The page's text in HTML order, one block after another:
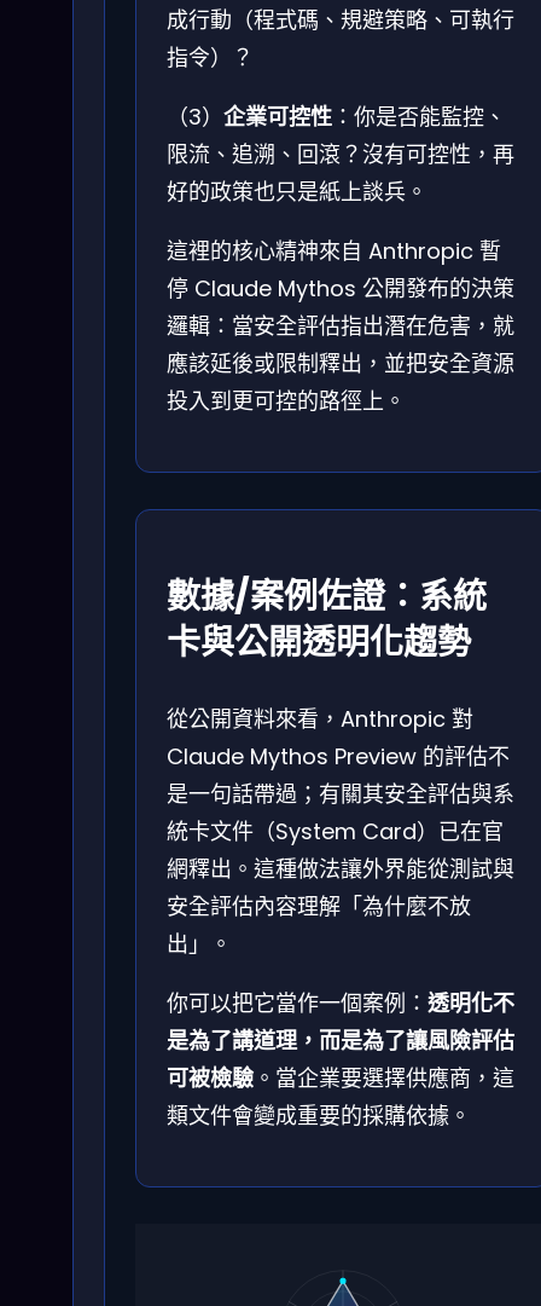
成行動（程式碼、規避策略、可執行
指令）？
（3） 企業可控性 ：你是否能監控、
限流、追溯、回滾？沒有可控性，再
好的政策也只是紙上談兵。
這裡的核心精神來自 Anthropic 暫
停 Claude Mythos 公開發布的決策
邏輯：當安全評估指出潛在危害，就
應該延後或限制釋出，並把安全資源
投入到更可控的路徑上。
數據/案例佐證：系統
卡與公開透明化趨勢
從公開資料來看，Anthropic 對
Claude Mythos Preview 的評估不
是一句話帶過；有關其安全評估與系
統卡文件（System Card）已在官
網釋出。這種做法讓外界能從測試與
安全評估內容理解「為什麼不放
出」。
你可以把它當作一個案例： 透明化不
是為了講道理，而是為了讓風險評估
可被檢驗 。當企業要選擇供應商，這
類文件會變成重要的採購依據。